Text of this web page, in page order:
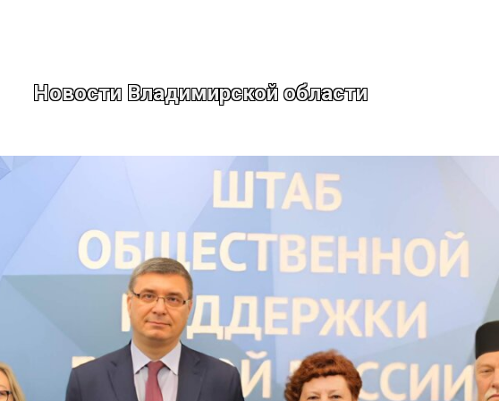
Новости Владимирской области